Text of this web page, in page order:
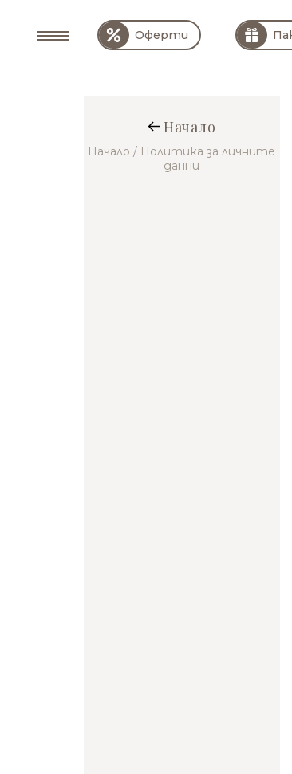
Оферти
Начало
Начало / Политика за личните
данни